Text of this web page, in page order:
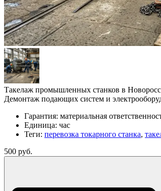
Такелаж промышленных станков в
Демонтаж подающих систем и
Гарантия: материальная
Единица: час
Теги: перевозка токарного станка,
500 руб.